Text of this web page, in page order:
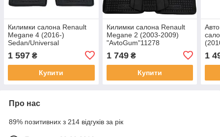
Килимки салона Renault
Megane 4 (2016-)
Sedan/Universal
1 597 ₴
Купити
Килимки салона Renault
Megane 2 (2003-2009)
"AvtoGum"11278
1 749₴
Купити
1
Про нас
89% позитивних з 214 відгуків за рік